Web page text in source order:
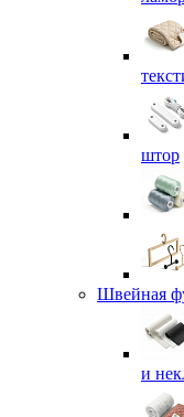
штор
Швейная
и